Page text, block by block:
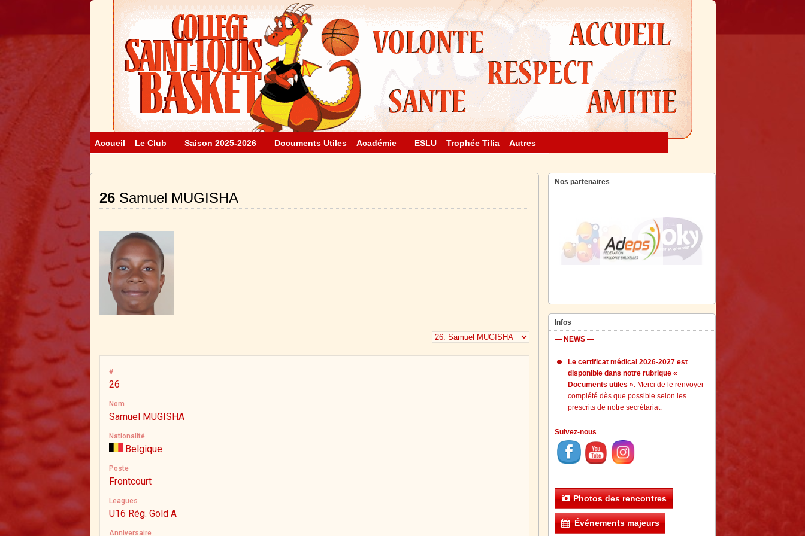
Accueil Le Club Saison 2025-2026 Documents Utiles Académie ESLU Trophée Tilia Autres
26Samuel MUGISHA
#
26
Nom
Samuel MUGISHA
Nationalité
Belgique
Poste
Frontcourt
Leagues
U16 Rég. Gold A
Anniversaire
Nos partenaires
Infos
— NEWS —
Le certificat médical 2026-2027 est
disponible dans notre rubrique «
Documents utiles ». Merci de le renvoyer
complété dès que possible selon les
prescrits de notre secrétariat.
Suivez-nous
Photos des rencontres
Événements majeurs